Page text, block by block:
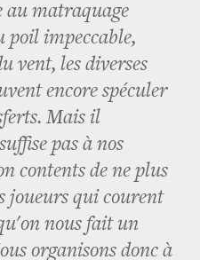
au matraquage
poil impeccable,
vent, les diverses
encore spéculer
Mais il
pas à nos
contents de ne plus
joueurs qui courent
nous fait un
organisons donc à